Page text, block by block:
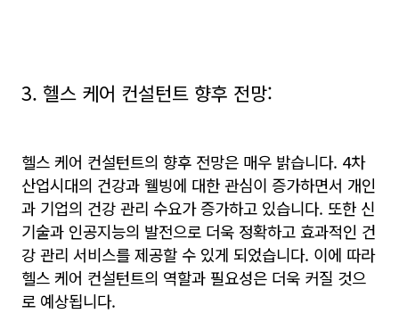
3. 헬스 케어 컨설턴트 향후 전망:
헬스 케어 컨설턴트의 향후 전망은 매우 밝습니다. 4차
산업시대의 건강과 웰빙에 대한 관심이 증가하면서 개인
과 기업의 건강 관리 수요가 증가하고 있습니다. 또한 신
기술과 인공지능의 발전으로 더욱 정확하고 효과적인 건
강 관리 서비스를 제공할 수 있게 되었습니다. 이에 따라
헬스 케어 컨설턴트의 역할과 필요성은 더욱 커질 것으
로 예상됩니다.